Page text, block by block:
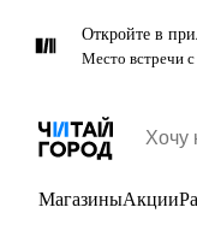
Откройте в
Место встречи
МагазиныАкции